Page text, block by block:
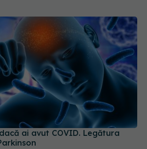
ai avut COVID. Legătura